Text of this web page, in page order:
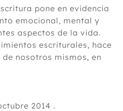
pone en evidencia
emocional, mental y
aspectos de la vida.
escriturales, hace
nosotros mismos, en
2014 .